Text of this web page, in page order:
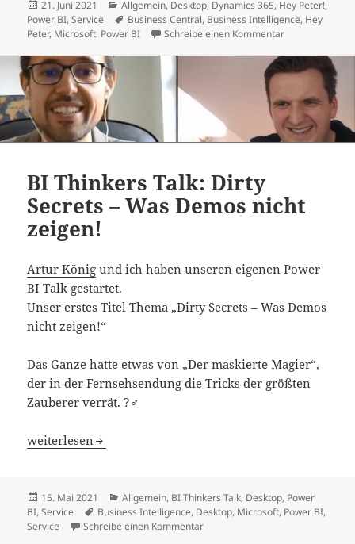
Veröffentlicht
am
21. Juni 2021 Kategorien
Allgemein, Desktop, Dynamics 365, Hey Peter!,
Power BI,Service Schlagwörter
Business Central, Business Intelligence, Hey
Peter, Microsoft, Power BI Schreibe einen Kommentarzu Hey Peter!
BI Thinkers Talk: Dirty
Secrets – Was Demos nicht
zeigen!
Artur König und ich haben unseren eigenen Power
BI Talk gestartet.
Unser erstes Titel Thema „Dirty Secrets – Was Demos
nicht zeigen!“
Das Ganze hatte etwas von „Der maskierte Magier“,
der in der Fernsehsendung die Tricks der größten
Zauberer verrät. ?‍♂️
BI Thinkers Talk: Dirty Secrets – Was Demos nicht zeigen!
weiterlesen
Veröffentlicht
am
15. Mai 2021 Kategorien
Allgemein, BI Thinkers Talk, Desktop, Power
BI,Service Schlagwörter
Business Intelligence, Desktop, Microsoft, Power BI,
Service
Schreibe einen Kommentarzu BI Thinkers Talk: Dirty Secrets